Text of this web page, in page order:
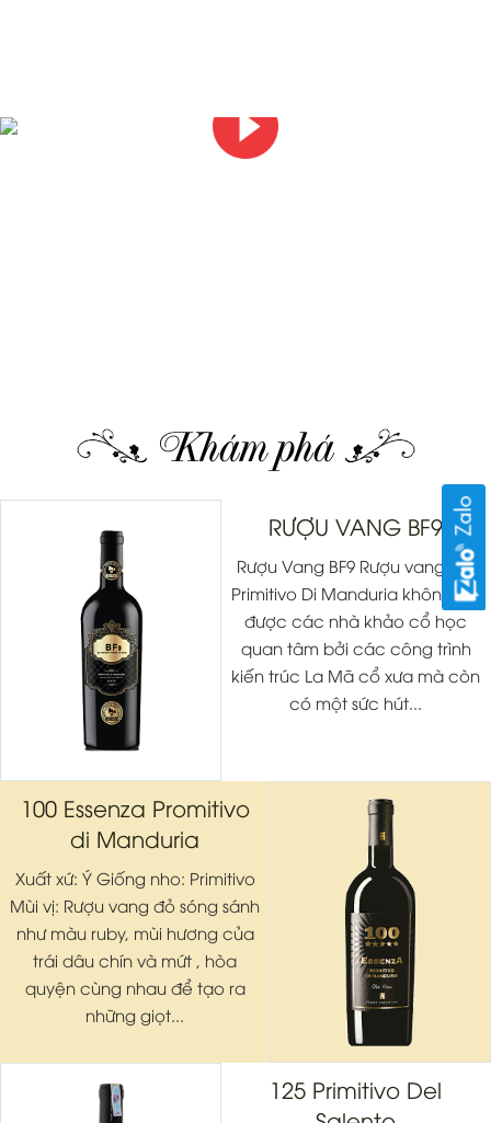
Khám phá
RƯỢU VANG BF9
Rượu Vang BF9 Rượu vang BF9
Primitivo Di Manduria không chỉ
được các nhà khảo cổ học
quan tâm bởi các công trình
kiến trúc La Mã cổ xưa mà còn
có một sức hút...
100 Essenza Promitivo
di Manduria
Xuất xứ: Ý Giống nho: Primitivo
Mùi vị: Rượu vang đỏ sóng sánh
như màu ruby, mùi hương của
trái dâu chín và mứt , hòa
quyện cùng nhau để tạo ra
những giọt...
125 Primitivo Del